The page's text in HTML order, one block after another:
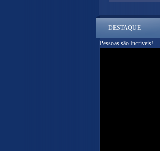
DESTAQUE
Pessoas são Incríveis!